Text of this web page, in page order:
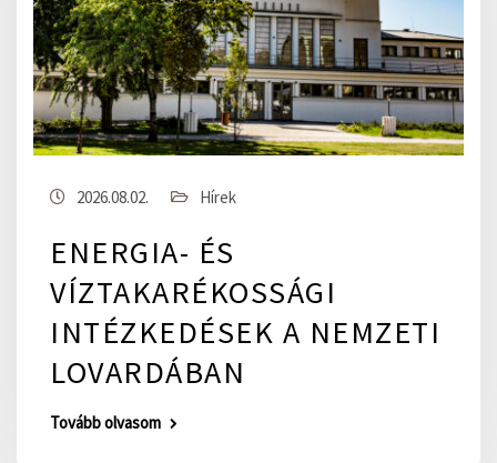
2026.08.02. Hírek
ENERGIA- ÉS
VÍZTAKARÉKOSSÁGI
INTÉZKEDÉSEK A NEMZETI
LOVARDÁBAN
Tovább olvasom